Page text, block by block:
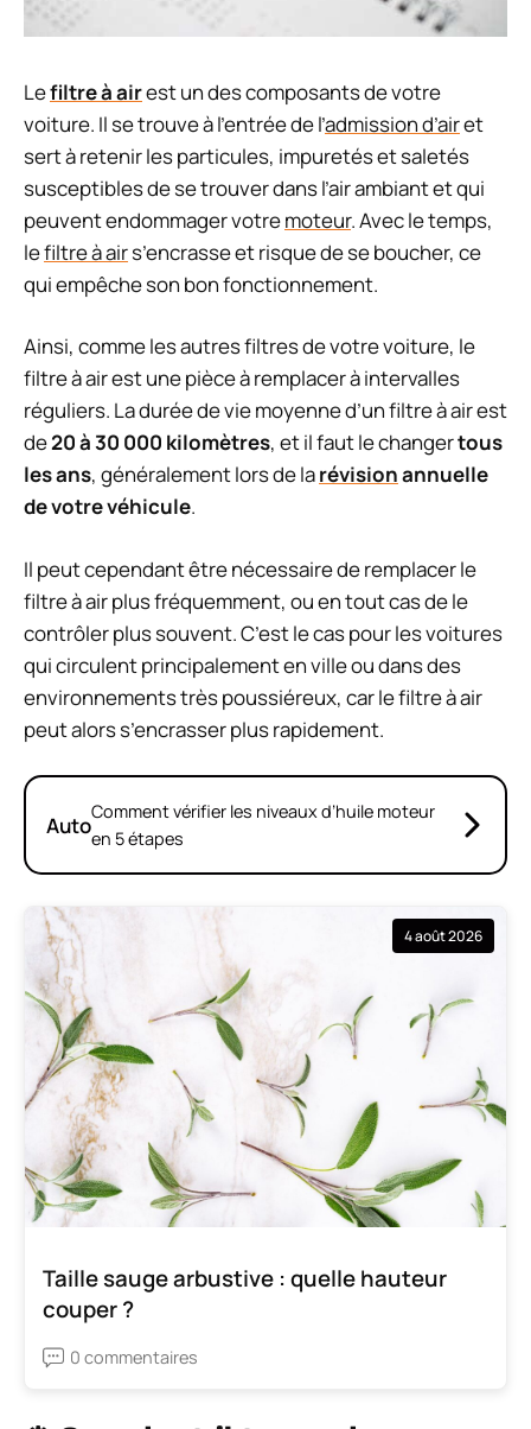
Lefiltre à airest un des composants de votre
voiture. Il se trouve à l’entrée de l’admission d’airet
sert à retenir les particules, impuretés et saletés
susceptibles de se trouver dans l’air ambiant et qui
peuvent endommager votremoteur. Avec le temps,
lefiltre à airs’encrasse et risque de se boucher, ce
qui empêche son bon fonctionnement.
Ainsi, comme les autres filtres de votre voiture, le
filtre à air est une pièce à remplacer à intervalles
réguliers. La durée de vie moyenne d’un filtre à air est
de20 à 30 000 kilomètres, et il faut le changertous
les ans, généralement lors de larévisionannuelle
de votre véhicule.
Il peut cependant être nécessaire de remplacer le
filtre à air plus fréquemment, ou en tout cas de le
contrôler plus souvent. C’est le cas pour les voitures
qui circulent principalement en ville ou dans des
environnements très poussiéreux, car le filtre à air
peut alors s’encrasser plus rapidement.
AutoComment vérifier les niveaux d’huile moteur
en 5 étapes
4 août 2026
Taille sauge arbustive : quelle hauteur
couper ?
0 commentaires